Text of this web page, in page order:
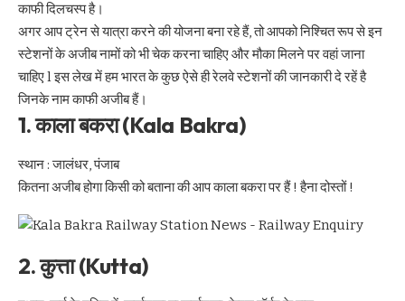
काफी दिलचस्प है।
अगर आप ट्रेन से यात्रा करने की योजना बना रहे हैं, तो आपको निश्चित रूप से इन
स्टेशनों के अजीब नामों को भी चेक करना चाहिए और मौका मिलने पर वहां जाना
चाहिए l इस लेख में हम भारत के कुछ ऐसे ही रेलवे स्टेशनों की जानकारी दे रहें है
जिनके नाम काफी अजीब हैं।
1. काला बकरा (Kala Bakra)
स्थान : जालंधर, पंजाब
कितना अजीब होगा किसी को बताना की आप काला बकरा पर हैं ! हैना दोस्तों !
2. कुत्ता (Kutta)